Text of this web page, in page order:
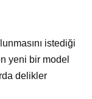
istediği
yeni bir model
delikler